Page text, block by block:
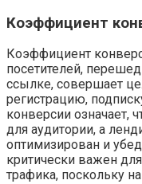
Коэффициент
Коэффициент
посетителей,
ссылке, совершает
регистрацию,
конверсии означает,
для аудитории, а
оптимизирован и
критически важен
трафика, поскольку